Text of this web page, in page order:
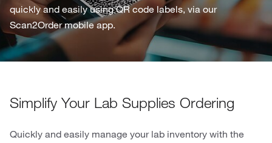
quickly and easily using QR code labels, via our
Scan2Order mobile app.
Simplify Your Lab Supplies Ordering
Quickly and easily manage your lab inventory with the